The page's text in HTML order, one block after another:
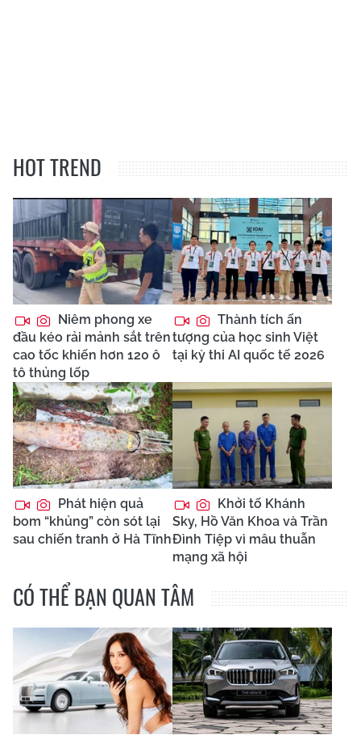
HOT TREND
Niêm phong xe
đầu kéo rải mảnh sắt trên
cao tốc khiến hơn 120 ô
tô thủng lốp
Thành tích ấn
tượng của học sinh Việt
tại kỳ thi AI quốc tế 2026
Phát hiện quả
bom “khủng” còn sót lại
sau chiến tranh ở Hà Tĩnh
Khởi tố Khánh
Sky, Hồ Văn Khoa và Trần
Đình Tiệp vì mâu thuẫn
mạng xã hội
CÓ THỂ BẠN QUAN TÂM